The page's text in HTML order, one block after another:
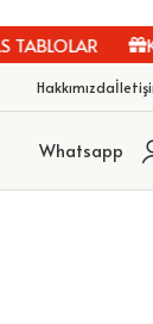
Hakkımızda
Whatsapp